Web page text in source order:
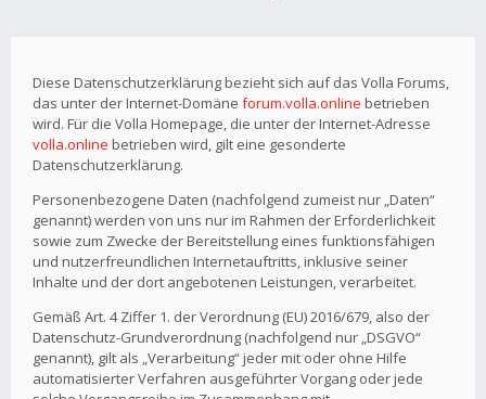
Diese Datenschutzerklärung bezieht sich auf das Volla Forums,
das unter der Internet-Domäne forum.volla.online betrieben
wird. Für die Volla Homepage, die unter der Internet-Adresse
volla.online betrieben wird, gilt eine gesonderte
Datenschutzerklärung.
Personenbezogene Daten (nachfolgend zumeist nur „Daten“
genannt) werden von uns nur im Rahmen der Erforderlichkeit
sowie zum Zwecke der Bereitstellung eines funktionsfähigen
und nutzerfreundlichen Internetauftritts, inklusive seiner
Inhalte und der dort angebotenen Leistungen, verarbeitet.
Gemäß Art. 4 Ziffer 1. der Verordnung (EU) 2016/679, also der
Datenschutz-Grundverordnung (nachfolgend nur „DSGVO“
genannt), gilt als „Verarbeitung“ jeder mit oder ohne Hilfe
automatisierter Verfahren ausgeführter Vorgang oder jede